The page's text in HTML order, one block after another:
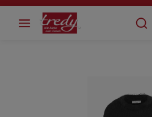
springen